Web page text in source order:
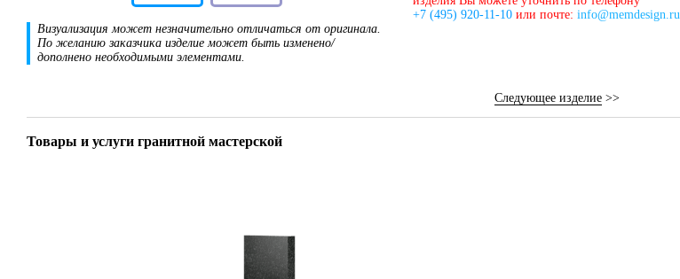
Визуализация может незначительно отличаться от оригинала.
По желанию заказчика изделие может быть изменено/
дополнено необходимыми элементами.
+7 (495) 920-11-10 или почте: info@memdesign.ru
Следующее изделие>>
Товары и услуги гранитной мастерской